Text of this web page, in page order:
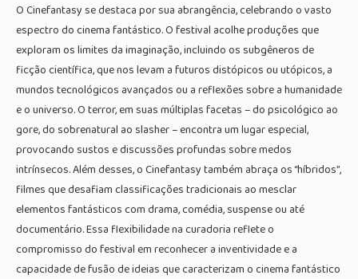
O Cinefantasy se destaca por sua abrangência, celebrando o vasto
espectro do cinema fantástico. O festival acolhe produções que
exploram os limites da imaginação, incluindo os subgêneros de
ficção científica, que nos levam a futuros distópicos ou utópicos, a
mundos tecnológicos avançados ou a reflexões sobre a humanidade
e o universo. O terror, em suas múltiplas facetas – do psicológico ao
gore, do sobrenatural ao slasher – encontra um lugar especial,
provocando sustos e discussões profundas sobre medos
intrínsecos. Além desses, o Cinefantasy também abraça os “híbridos”,
filmes que desafiam classificações tradicionais ao mesclar
elementos fantásticos com drama, comédia, suspense ou até
documentário. Essa flexibilidade na curadoria reflete o
compromisso do festival em reconhecer a inventividade e a
capacidade de fusão de ideias que caracterizam o cinema fantástico